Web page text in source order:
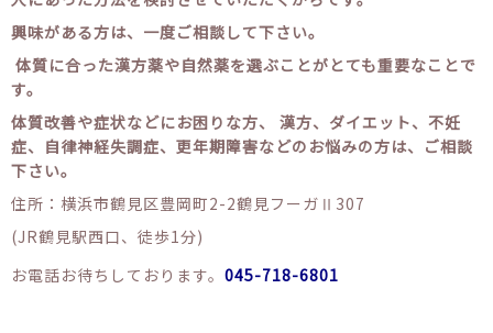
興味がある方は、一度ご相談して下さい。
体質に合った漢方薬や自然薬を選ぶことがとても重要なことで
す。
体質改善や症状などにお困りな方、 漢方、ダイエット、不妊
症、自律神経失調症、更年期障害などのお悩みの方は、ご相談
下さい。
住所：横浜市鶴見区豊岡町2-2鶴見フーガⅡ307
(JR鶴見駅西口、徒歩1分)
お電話お待ちしております。 045-718-6801